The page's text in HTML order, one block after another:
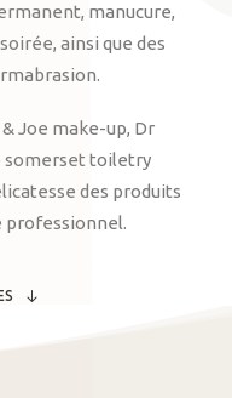
manucure,
ainsi que des
Joe make-up, Dr
somerset toiletry
des produits
professionnel.